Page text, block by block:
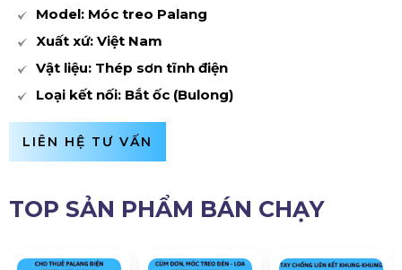
Model: Móc treo Palang
Xuất xứ: Việt Nam
Vật liệu: Thép sơn tĩnh điện
Loại kết nối: Bắt ốc (Bulong)
LIÊN HỆ TƯ VẤN
TOP SẢN PHẨM BÁN CHẠY